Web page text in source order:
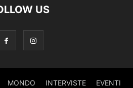
US
MONDO INTERVISTE EVENTI